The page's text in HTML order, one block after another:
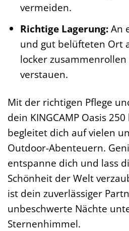
vermeiden.
Richtige Lagerung:An
und gut belüfteten Ort
locker zusammenrollen
verstauen.
Mit der richtigen Pflege
dein KINGCAMP Oasis
begleitet dich auf vielen
Outdoor-Abenteuern.
entspanne dich und lass
Schönheit der Welt
ist dein zuverlässiger
unbeschwerte Nächte
Sternenhimmel.